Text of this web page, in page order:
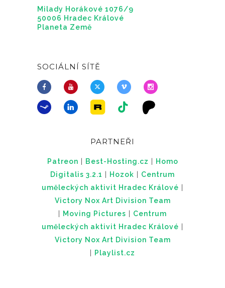
Milady Horákové 1076/9
50006 Hradec Králové
Planeta Země
SOCIÁLNÍ SÍTĚ
PARTNEŘI
Patreon Best-Hosting.cz
Homo
Digitalis 3.2.1
Hozok
Centrum
uměleckých aktivit Hradec Králové
Victory Nox Art Division Team
Moving Pictures
Centrum
uměleckých aktivit Hradec Králové
Victory Nox Art Division Team
Playlist.cz